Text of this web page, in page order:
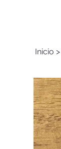
Inicio >